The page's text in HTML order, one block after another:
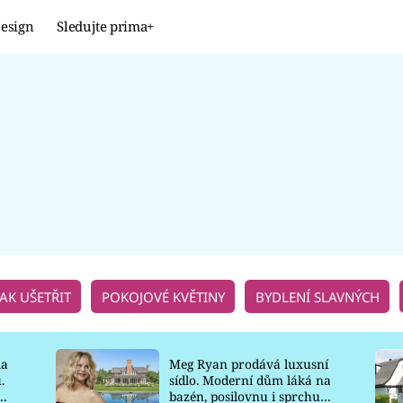
Sledujte prima+
UŠETŘIT POKOJOVÉ KVĚTINY BYDLENÍ SLAVNÝCH
Meg Ryan prodává luxusní
sídlo. Moderní dům láká na
bazén, posilovnu i sprchu